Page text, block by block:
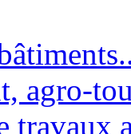
agro-
travaux